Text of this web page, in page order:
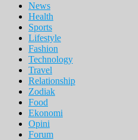
News
Health
Sports
Lifestyle
Fashion
Technology
Travel
Relationship
Zodiak
Food
Ekonomi
Opini
Forum